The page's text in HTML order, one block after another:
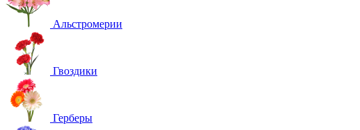
Альстромерии
Гвоздики
Герберы